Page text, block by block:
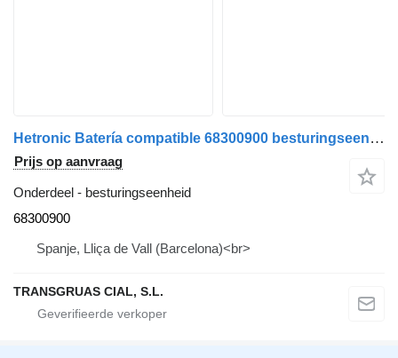
Hetronic Batería compatible 68300900 besturingseenheid voor laadkraan
Prijs op aanvraag
Onderdeel - besturingseenheid
68300900
Spanje, Lliça de Vall (Barcelona)<br>
TRANSGRUAS CIAL, S.L.